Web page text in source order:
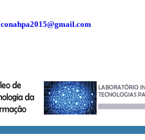
conahpa2015@gmail.com